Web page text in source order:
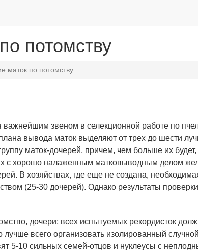
потомству
маток по потомству
звеном в селекционной работе по
вывода маток выделяют от трех до шести
маток-дочерей, причем, чем больше их
с хорошо налаженным матковыводным делом
В хозяйствах, где еще не создана,
(25-30 дочерей). Однако результаты
дочери; всех испытуемых рекордисток
всего организовать изолированный
5-10 сильных семей-отцов и нуклеусы с